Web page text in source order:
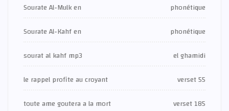
Sourate Al-Mulk en
phonétique
Sourate Al-Kahf en
phonétique
sourat al kahf mp3
el ghamidi
le rappel profite au croyant
verset 55
toute ame goutera a la mort
verset 185